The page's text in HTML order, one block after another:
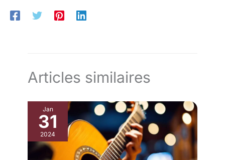
Articles similaires
Jan
31
2024